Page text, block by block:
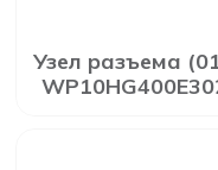
Узел разъема